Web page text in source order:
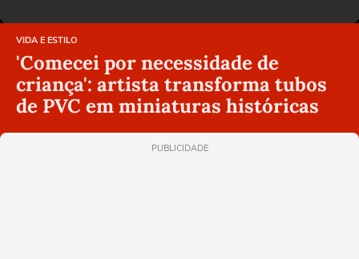
VIDA E ESTILO
'Comecei por necessidade de
criança': artista transforma tubos
de PVC em miniaturas históricas
PUBLICIDADE